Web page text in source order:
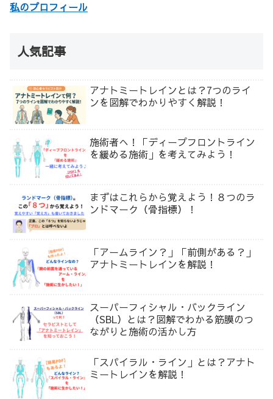
私のプロフィール
人気記事
アナトミートレインとは？7つのライ
ンを図解でわかりやすく解説！
施術者へ！「ディープフロントライン
を緩める施術」を考えてみよう！
まずはこれらから覚えよう！８つのラ
ンドマーク（骨指標）！
「アームライン？」「前側がある？」
アナトミートレインを解説！
スーパーフィシャル・バックライン
（SBL）とは？図解でわかる筋膜のつ
ながりと施術の活かし方
「スパイラル・ライン」とは？アナト
ミートレインを解説！